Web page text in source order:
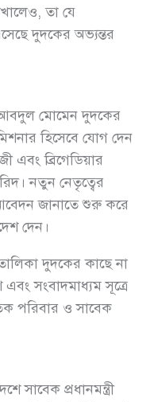
তা যে
দুদকের অভ্যন্তর
আবদুল মোমেন দুদকের
হিসেবে যোগ দেন
ব্রিগেডিয়ার
নতুন নেতৃত্বের
জানাতে শুরু করে
দেন।
দুদকের কাছে না
সংবাদমাধ্যম সূত্রে
পরিবার ও সাবেক
প্রধানমন্ত্রী